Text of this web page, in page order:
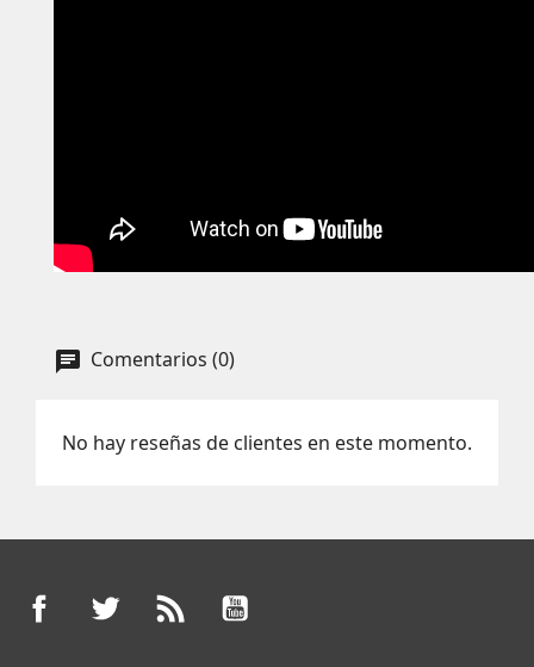
Comentarios (0)
No hay reseñas de clientes en este momento.
FacebookTwitter